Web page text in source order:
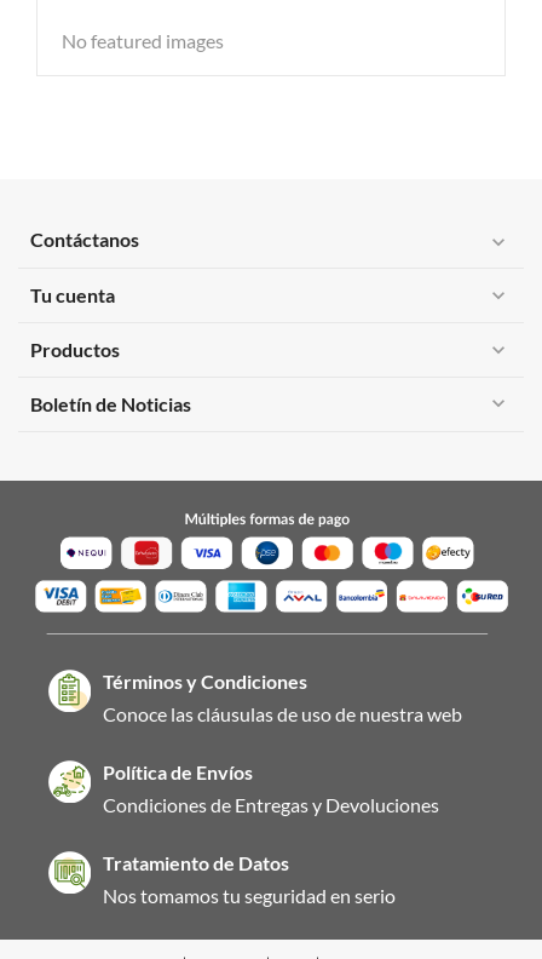
No featured images
Contáctanos expand_more
Tu cuenta expand_more
Productos expand_more
Boletín de Noticias expand_more
Términos y Condiciones
Conoce las cláusulas de uso de nuestra web
Política de Envíos
Condiciones de Entregas y Devoluciones
Tratamiento de Datos
Nos tomamos tu seguridad en serio